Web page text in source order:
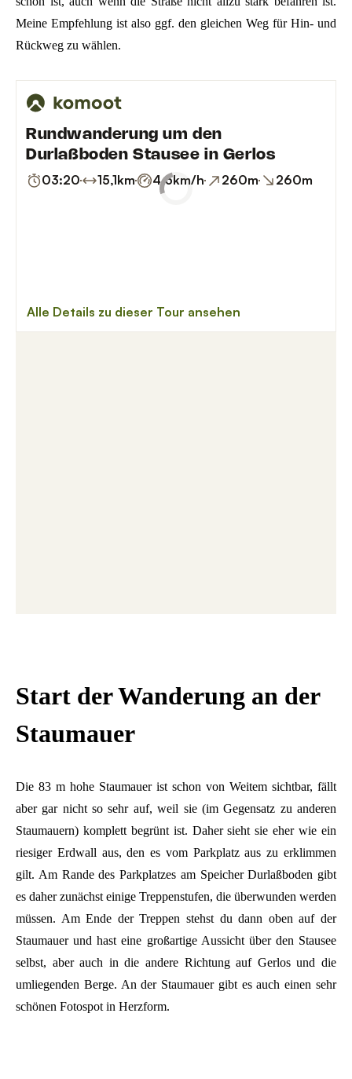
Meine Empfehlung ist also ggf. den gleichen Weg für Hin- und
Rückweg zu wählen.
Start der Wanderung an der
Staumauer
Die 83 m hohe Staumauer ist schon von Weitem sichtbar, fällt
aber gar nicht so sehr auf, weil sie (im Gegensatz zu anderen
Staumauern) komplett begrünt ist. Daher sieht sie eher wie ein
riesiger Erdwall aus, den es vom Parkplatz aus zu erklimmen
gilt. Am Rande des Parkplatzes am Speicher Durlaßboden gibt
es daher zunächst einige Treppenstufen, die überwunden werden
müssen. Am Ende der Treppen stehst du dann oben auf der
Staumauer und hast eine großartige Aussicht über den Stausee
selbst, aber auch in die andere Richtung auf Gerlos und die
umliegenden Berge. An der Staumauer gibt es auch einen sehr
schönen Fotospot in Herzform.